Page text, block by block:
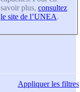
savoir plus, consultez
le site de l’UNEA.
Appliquerles filtres